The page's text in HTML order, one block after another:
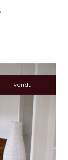
vendu